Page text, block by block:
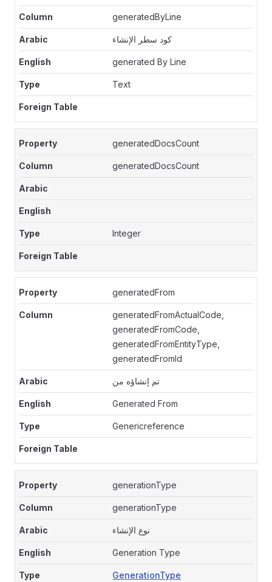
generatedByLine
كود سطر الإنشاء
generated By Line
Text
generatedDocsCount
generatedDocsCount
Integer
generatedFrom
generatedFromActualCode,
generatedFromCode,
generatedFromEntityType,
generatedFromId
تم إنشاؤه من
Generated From
Genericreference
generationType
generationType
نوع الإنشاء
Generation Type
GenerationType